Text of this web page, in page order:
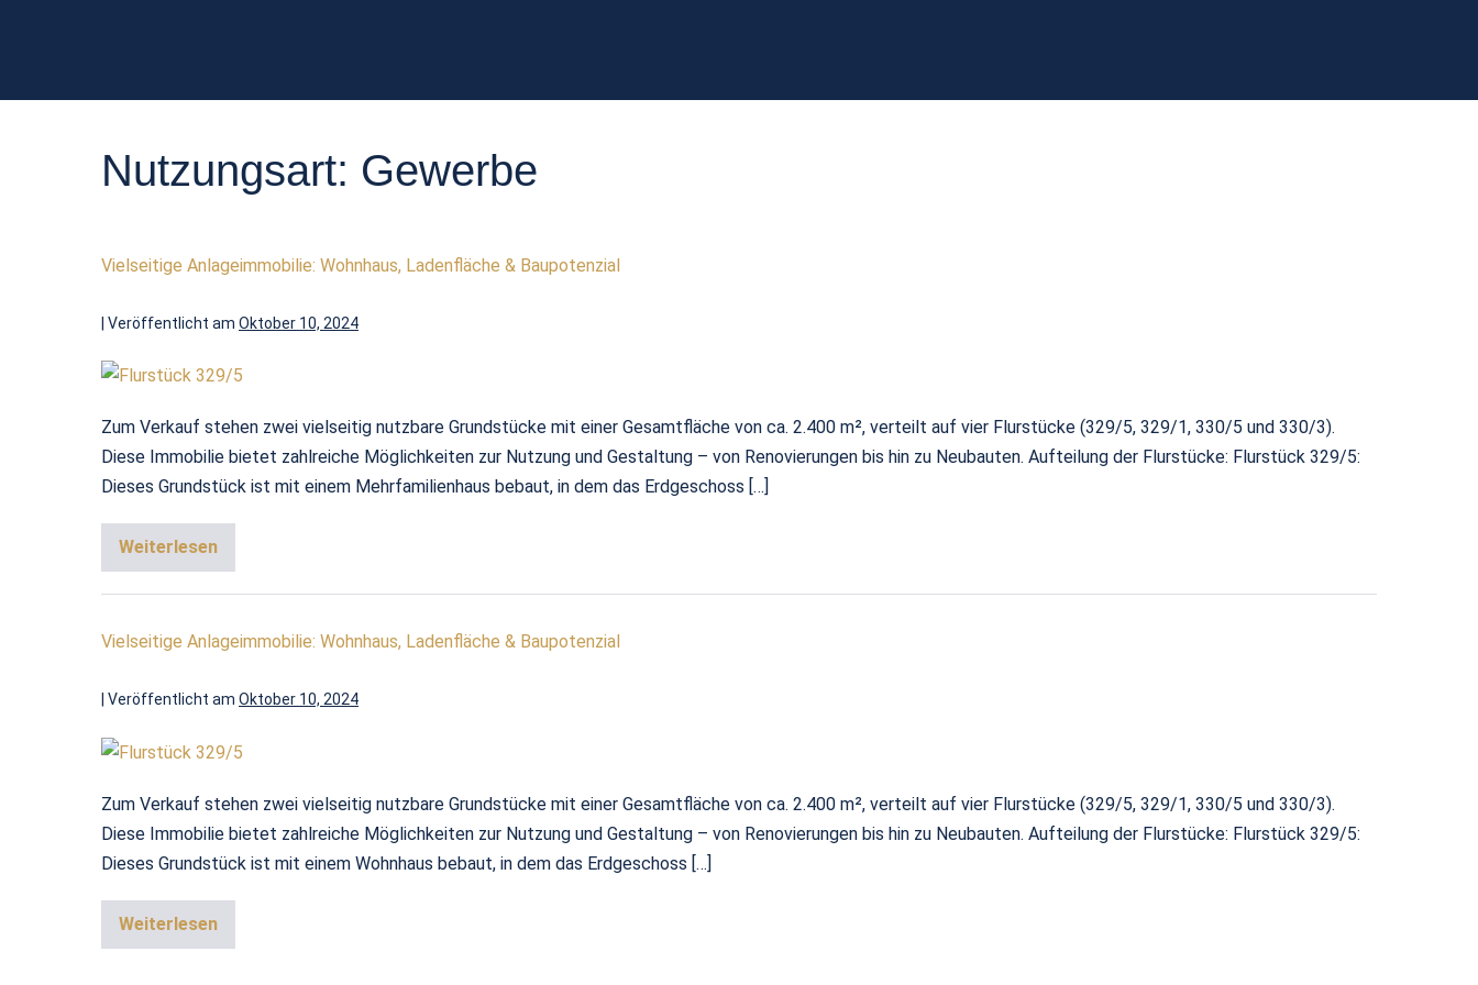
Nutzungsart: Gewerbe
Vielseitige Anlageimmobilie: Wohnhaus, Ladenfläche & Baupotenzial
Veröffentlicht am Oktober 10, 2024
Zum Verkauf stehen zwei vielseitig nutzbare Grundstücke mit einer Gesamtfläche von ca. 2.400 m², verteilt auf vier Flurstücke (329/5, 329/1, 330/5 und 330/3).
Diese Immobilie bietet zahlreiche Möglichkeiten zur Nutzung und Gestaltung – von Renovierungen bis hin zu Neubauten. Aufteilung der Flurstücke: Flurstück 329/5:
Dieses Grundstück ist mit einem Mehrfamilienhaus bebaut, in dem das Erdgeschoss […]
Weiterlesen
Vielseitige Anlageimmobilie: Wohnhaus, Ladenfläche & Baupotenzial
Veröffentlicht am Oktober 10, 2024
Zum Verkauf stehen zwei vielseitig nutzbare Grundstücke mit einer Gesamtfläche von ca. 2.400 m², verteilt auf vier Flurstücke (329/5, 329/1, 330/5 und 330/3).
Diese Immobilie bietet zahlreiche Möglichkeiten zur Nutzung und Gestaltung – von Renovierungen bis hin zu Neubauten. Aufteilung der Flurstücke: Flurstück 329/5:
Dieses Grundstück ist mit einem Wohnhaus bebaut, in dem das Erdgeschoss […]
Weiterlesen